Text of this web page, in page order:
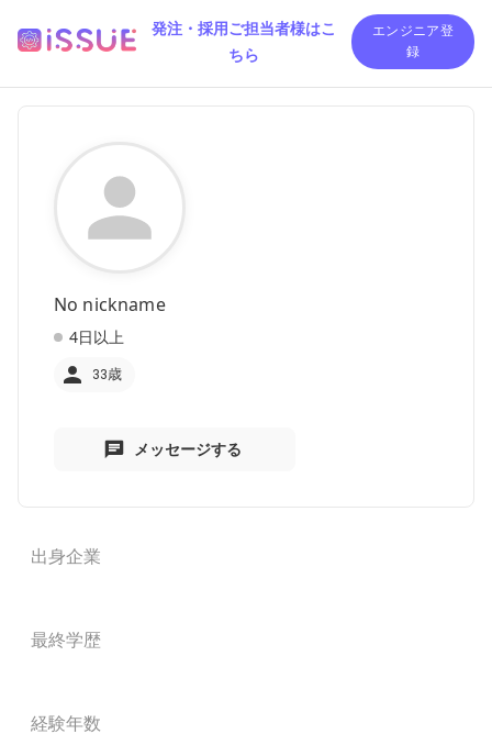
発注・採用ご担当者様はこ
ちら
エンジニア登
録
No nickname
4日以上
33歳
メッセージする
出身企業
最終学歴
経験年数